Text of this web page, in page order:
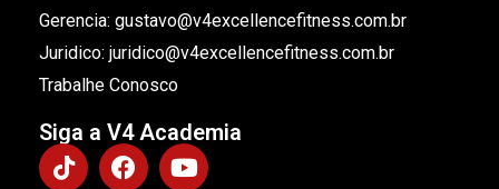
Gerencia: gustavo@v4excellencefitness.com.br
Juridico: juridico@v4excellencefitness.com.br
Trabalhe Conosco
Siga a V4 Academia